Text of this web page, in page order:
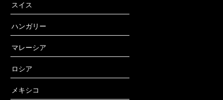
スイス
ハンガリー
マレーシア
ロシア
メキシコ